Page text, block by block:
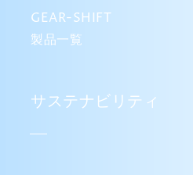
GEAR-SHIFT
製品一覧
サステナビリティ